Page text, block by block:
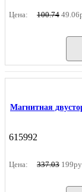
Цена: 100.74
Магнитная
615992
Цена: 337.03